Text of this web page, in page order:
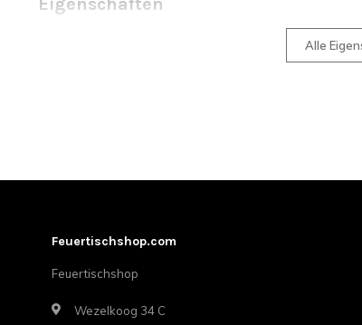
Alle
Feuertischshop.com
Feuertischshop
Wezelkoog 34 C